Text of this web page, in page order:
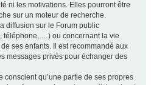
ni les motivations. Elles pourront être
sur un moteur de recherche.
diffusion sur le Forum public
téléphone, …) ou concernant la vie
ses enfants. Il est recommandé aux
messages privés pour échanger des
conscient qu’une partie de ses propres